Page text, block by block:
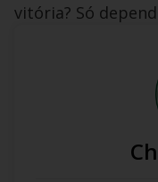
vitória? Só